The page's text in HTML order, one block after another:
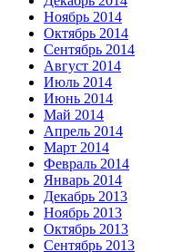
Ноябрь 2014
Октябрь 2014
Сентябрь 2014
Август 2014
Июль 2014
Июнь 2014
Май 2014
Апрель 2014
Март 2014
Февраль 2014
Январь 2014
Декабрь 2013
Ноябрь 2013
Октябрь 2013
Сентябрь 2013